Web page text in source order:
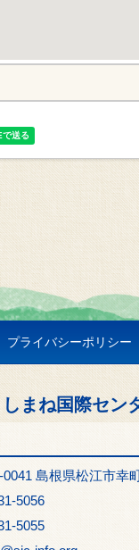
プライバシーポリシー
まね国際セン
0041 島根県松江市幸
5056
5055